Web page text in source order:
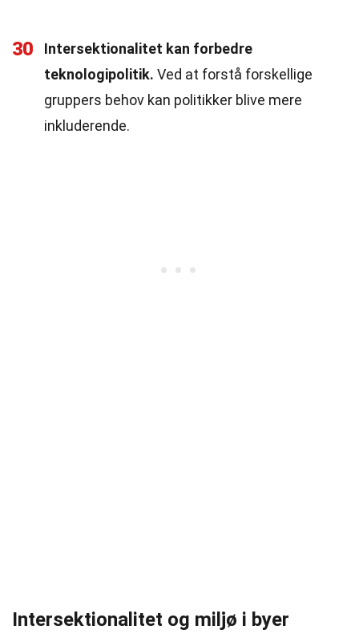
30
Intersektionalitet kan forbedre
teknologipolitik. Ved at forstå forskellige
gruppers behov kan politikker blive mere
inkluderende.
Intersektionalitet og miljø i byer